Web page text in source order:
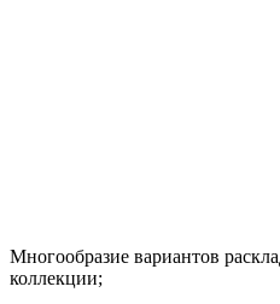
Многообразие вариантов
коллекции;